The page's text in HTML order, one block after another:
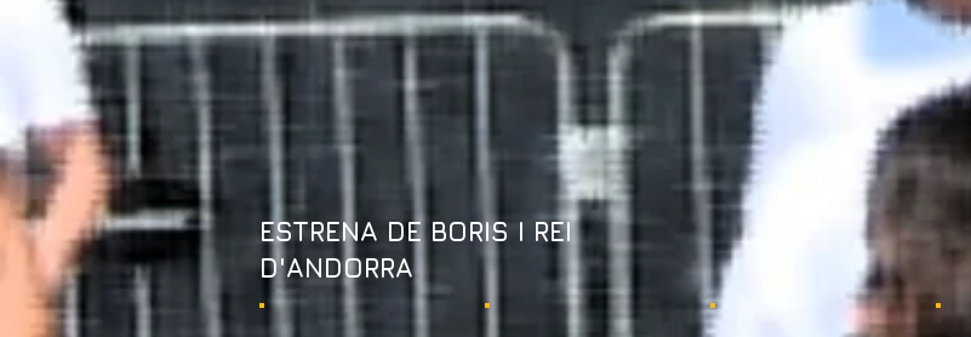
ESTRENA DE BORIS I REI
D'ANDORRA